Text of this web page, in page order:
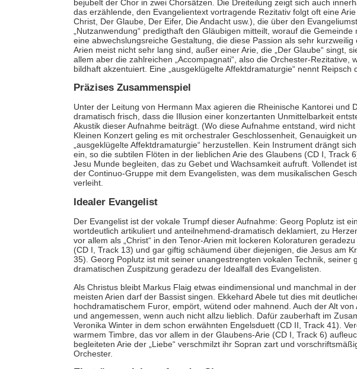
bejubelt der Chor in zwei Chorsätzen. Die Dreiteilung zeigt sich auch
das erzählende, den Evangelientext vortragende Rezitativ folgt oft eine
Christ, Der Glaube, Der Eifer, Die Andacht usw.), die über den
„Nutzanwendung“ predigthaft den Gläubigen mitteilt, worauf die
eine abwechslungsreiche Gestaltung, die diese Passion als sehr
Arien meist nicht sehr lang sind, außer einer Arie, die „Der Glaube“ singt,
allem aber die zahlreichen „Accompagnati“, also die Orchester-Rezitative,
bildhaft akzentuiert. Eine „ausgeklügelte Affektdramaturgie“ nennt Reipsch
Präzises Zusammenspiel
Unter der Leitung von Hermann Max agieren die Rheinische Kantorei und
dramatisch frisch, dass die Illusion einer konzertanten Unmittelbarkeit
Akustik dieser Aufnahme beiträgt. (Wo diese Aufnahme entstand, wird
Kleinen Konzert geling es mit orchestraler Geschlossenheit, Genauigkeit
„ausgeklügelte Affektdramaturgie“ herzustellen. Kein Instrument drängt
ein, so die subtilen Flöten in der lieblichen Arie des Glaubens (CD I, Track
Jesu Munde begleiten, das zu Gebet und Wachsamkeit aufruft. Vollendet
der Continuo-Gruppe mit dem Evangelisten, was dem musikalischen
verleiht.
Idealer Evangelist
Der Evangelist ist der vokale Trumpf dieser Aufnahme: Georg Poplutz ist
wortdeutlich artikuliert und anteilnehmend-dramatisch deklamiert, zu
vor allem als „Christ“ in den Tenor-Arien mit lockeren Koloraturen
(CD I, Track 13) und gar giftig schäumend über diejenigen, die Jesus am
35). Georg Poplutz ist mit seiner unangestrengten vokalen Technik, seiner
dramatischen Zuspitzung geradezu der Idealfall des Evangelisten.
Als Christus bleibt Markus Flaig etwas eindimensional und manchmal in
meisten Arien darf der Bassist singen. Ekkehard Abele tut dies mit
hochdramatischem Furor, empört, wütend oder mahnend. Auch der Alt
und angemessen, wenn auch nicht allzu lieblich. Dafür zauberhaft im
Veronika Winter in dem schon erwähnten Engelsduett (CD II, Track 41).
warmem Timbre, das vor allem in der Glaubens-Arie (CD I, Track 6)
begleiteten Arie der „Liebe“ verschmilzt ihr Sopran zart und
Orchester.